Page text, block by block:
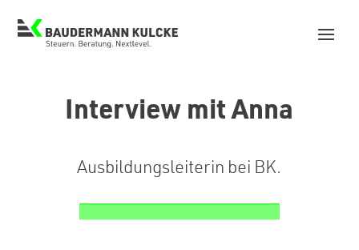
Interview mit Anna
Ausbildungsleiterin bei BK.